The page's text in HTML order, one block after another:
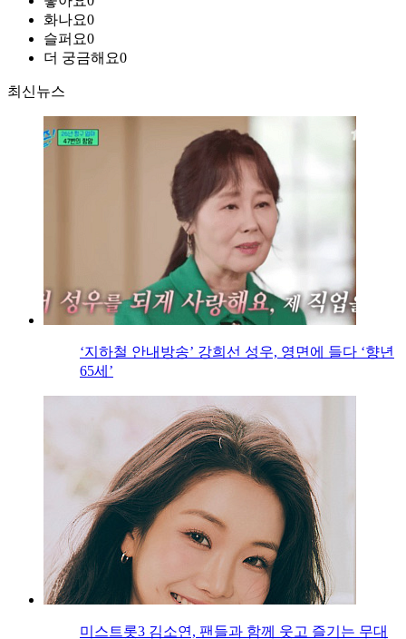
화나요0
슬퍼요0
더 궁금해요0
최신뉴스
‘지하철 안내방송’ 강희선 성우, 영면에 들다 ‘향년
65세’
미스트롯3 김소연, 팬들과 함께 웃고 즐기는 무대